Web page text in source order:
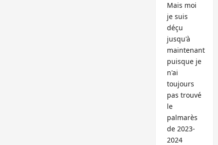
Mais moi
je suis
déçu
jusqu'à
maintenant
puisque je
n'ai
toujours
pas trouvé
le
palmarès
de 2023-
2024